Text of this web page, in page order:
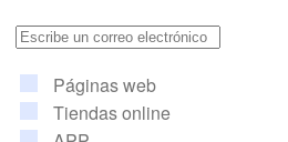
Páginas web
Tiendas online